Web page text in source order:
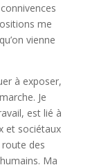
me
vienne
à exposer,
Je
est lié à
et sociétaux
des
Ma